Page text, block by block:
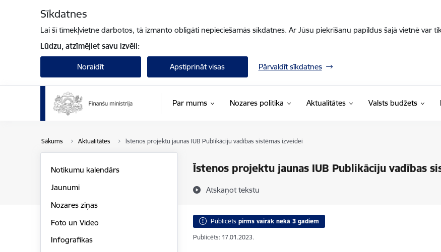
Sīkdatnes
Lai šī tīmekļvietne darbotos, tā izmanto obligāti nepieciešamās sīkdatnes. Ar Jūsu piekrišanu papildus šajā vietnē var
Lūdzu, atzīmējiet savu izvēli:
Noraidīt Apstiprināt visas Pārvaldīt sīkdatnes
Par mums Nozares politika Aktualitātes Valsts budžets
Sākums Aktualitātes Īstenos projektu jaunas IUB Publikāciju vadības sistēmas izveidei
Īstenos projektu jaunas IUB Publikāciju vadības
Atskaņot tekstu
Notikumu kalendārs
Jaunumi
Nozares ziņas
Foto un Video
Infografikas
Publicēts pirms vairāk nekā 3 gadiem
Publicēts: 17.01.2023.